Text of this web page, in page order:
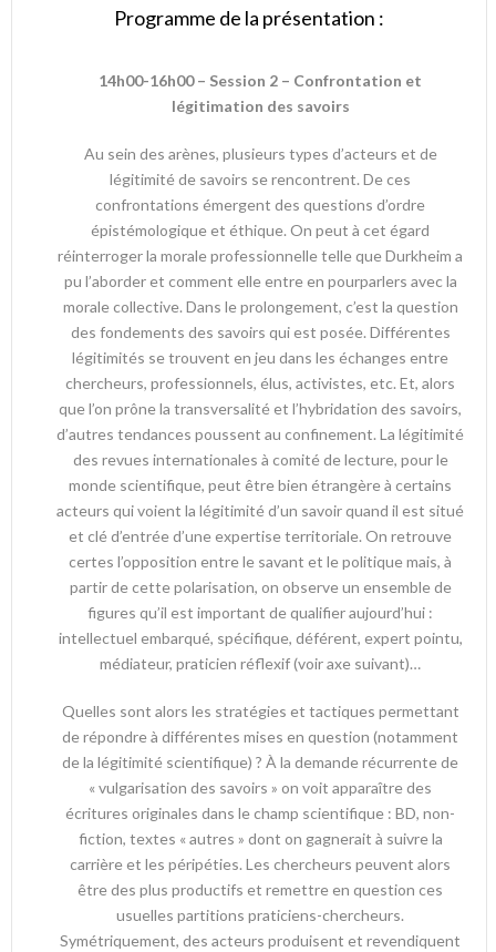
Programme de la présentation :
14h00-16h00 – Session 2 – Confrontation et
légitimation des savoirs
Au sein des arènes, plusieurs types d’acteurs et de
légitimité de savoirs se rencontrent. De ces
confrontations émergent des questions d’ordre
épistémologique et éthique. On peut à cet égard
réinterroger la morale professionnelle telle que Durkheim a
pu l’aborder et comment elle entre en pourparlers avec la
morale collective. Dans le prolongement, c’est la question
des fondements des savoirs qui est posée. Différentes
légitimités se trouvent en jeu dans les échanges entre
chercheurs, professionnels, élus, activistes, etc. Et, alors
que l’on prône la transversalité et l’hybridation des savoirs,
d’autres tendances poussent au confinement. La légitimité
des revues internationales à comité de lecture, pour le
monde scientifique, peut être bien étrangère à certains
acteurs qui voient la légitimité d’un savoir quand il est situé
et clé d’entrée d’une expertise territoriale. On retrouve
certes l’opposition entre le savant et le politique mais, à
partir de cette polarisation, on observe un ensemble de
figures qu’il est important de qualifier aujourd’hui :
intellectuel embarqué, spécifique, déférent, expert pointu,
médiateur, praticien réflexif (voir axe suivant)…
Quelles sont alors les stratégies et tactiques permettant
de répondre à différentes mises en question (notamment
de la légitimité scientifique) ? À la demande récurrente de
« vulgarisation des savoirs » on voit apparaître des
écritures originales dans le champ scientifique : BD, non-
fiction, textes « autres » dont on gagnerait à suivre la
carrière et les péripéties. Les chercheurs peuvent alors
être des plus productifs et remettre en question ces
usuelles partitions praticiens-chercheurs.
Symétriquement, des acteurs produisent et revendiquent